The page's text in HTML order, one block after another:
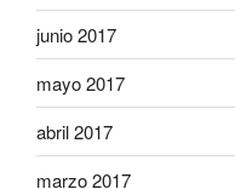
junio 2017
mayo 2017
abril 2017
marzo 2017